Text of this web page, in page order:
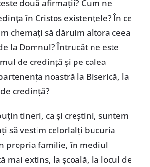
două afirmații? Cum ne
în Cristos existențele? În ce
chemați să dăruim altora ceea
la Domnul? Întrucât ne este
de credință și pe calea
noastră la Biserică, la
credință?
tineri, ca și creștini, suntem
să vestim celorlalți bucuria
propria familie, în mediul
mai extins, la școală, la locul de